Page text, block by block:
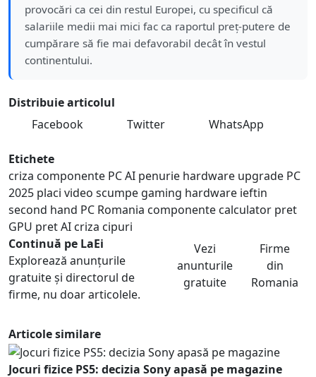
provocări ca cei din restul Europei, cu specificul că
salariile medii mai mici fac ca raportul preț-putere de
cumpărare să fie mai defavorabil decât în vestul
continentului.
Distribuie articolul
Facebook
Twitter WhatsApp
Etichete
criza componente PCAI penurie hardware upgrade PC
2025 placi video scumpe gaming hardware ieftin
second hand PC Romania componente calculator pret
GPU pret AI criza cipuri
Continuă pe LaEi
Explorează anunțurile
gratuite și directorul de
firme, nu doar articolele.
Vezi
anunturile
gratuite
Firme
din
Romania
Articole similare
Jocuri fizice PS5: decizia Sony apasă pe magazine